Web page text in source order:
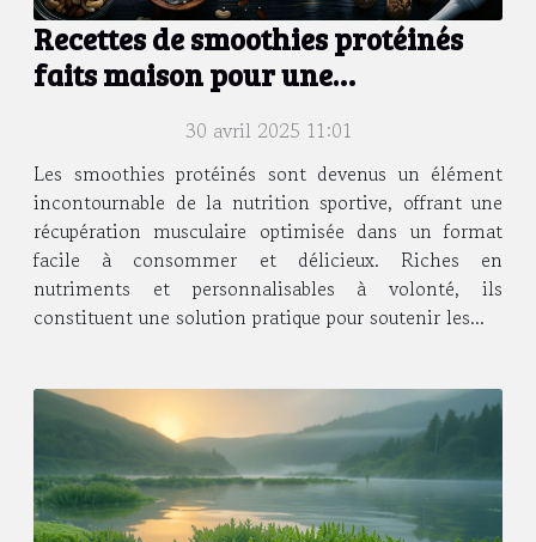
Recettes de smoothies protéinés
faits maison pour une
30 avril 2025 11:01
Les smoothies protéinés sont devenus un élément
incontournable de la nutrition sportive, offrant une
récupération musculaire optimisée dans un format
facile à consommer et délicieux. Riches en
nutriments et personnalisables à volonté, ils
constituent une solution pratique pour soutenir les...